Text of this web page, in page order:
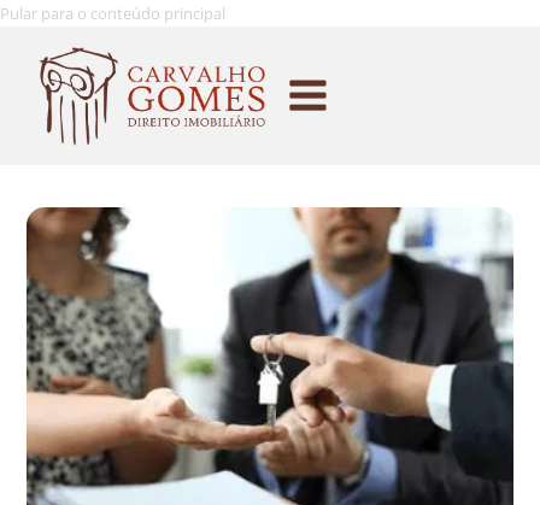
Pular para o conteúdo principal